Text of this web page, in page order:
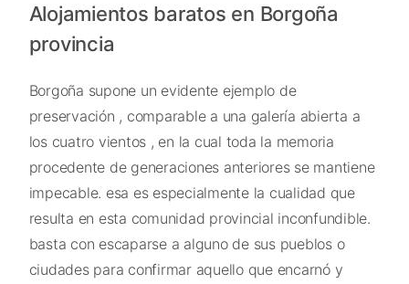
Alojamientos baratos en Borgoña
provincia
Borgoña supone un evidente ejemplo de
preservación , comparable a una galería abierta a
los cuatro vientos , en la cual toda la memoria
procedente de generaciones anteriores se mantiene
impecable. esa es especialmente la cualidad que
resulta en esta comunidad provincial inconfundible.
basta con escaparse a alguno de sus pueblos o
ciudades para confirmar aquello que encarnó y